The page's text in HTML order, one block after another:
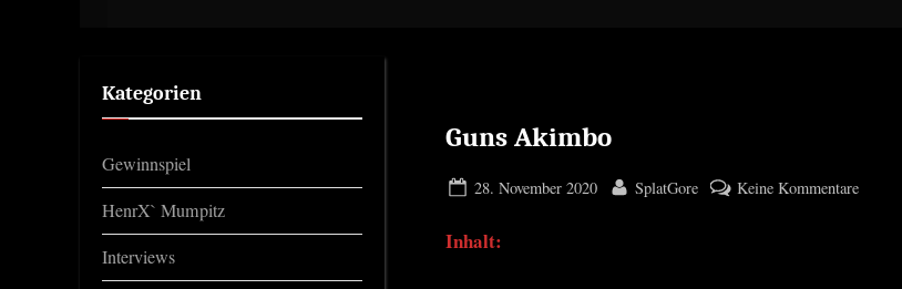
r
e
Guns Akimbo
Posted
28. November 2020 By
SplatGore Keine Kommentarezu
Inhalt:
Kategorien
Gewinnspiel
HenrX` Mumpitz
Interviews